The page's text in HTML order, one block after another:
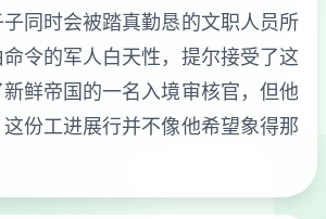
同时会被踏真勤恳的文职人员所
令的军人白天性，提尔接受了这
鲜帝国的一名入境审核官，但他
份工进展行并不像他希望象得那